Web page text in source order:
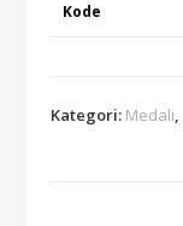
Kode
Kategori: Medali,